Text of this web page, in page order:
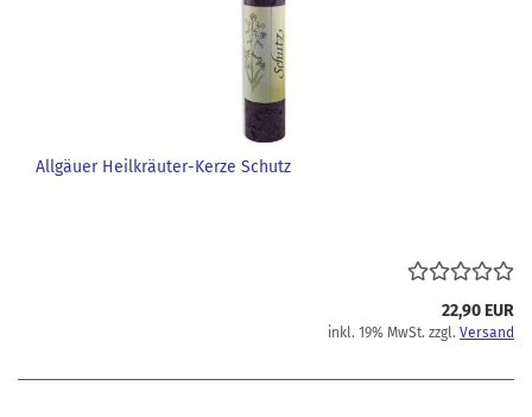
Allgäuer Heilkräuter-Kerze Schutz
22,90 EUR
inkl. 19% MwSt. zzgl. Versand